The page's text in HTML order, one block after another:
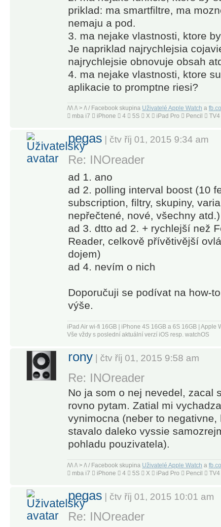
“Inoreader
offers a well-
designed
interface,
good search
and
discovery
options, and
a nice set of
are
of options
for
advanced
users.” –
WIRED
media
social feeds,
Inoreader is
that still
It's a
research
tool,
intelligence
briefing
portal, and
social media
filtration
CNET
priklad: ma smartfiltre, ma
nemaju a pod.
3. ma nejake vlastnosti, ktore
Je napriklad najrychlejsia
najrychlejsie obnovuje obsah
4. ma nejake vlastnosti, ktore
aplikacie to promptne riesi?
/\/\ /\ > /\ / Facebook skupina Uživatelé Apple Watch a
 mba i7  iPhone  4  5S  X  iPad Pro  Pencil 
pegas | čtv říj 01, 2015 9:34 am
Re: INOreader
ad 1. ano
ad 2. polling interval boost (10
subscription, filtry, skupiny,
nepřečtené, nové, všechny atd.)
ad 3. dtto ad 2. + rychlejší než
Reader, celkově přívětivější
dojem)
ad 4. nevím o nich
Doporučuji se podívat na how-
výše.
iPad Air wi-fi 16GB | iPhone 4S 16GB a 6S 16GB | Apple
Vše vždy s poslední aktuální verzí iOS resp. watchOS
rony | čtv říj 01, 2015 9:58 am
Re: INOreader
No ja som o nej nevedel, zacal
rovno pytam. Zatial mi
vynimocna (neber to
stavalo daleko vyssie
pohladu pouzivatela).
/\/\ /\ > /\ / Facebook skupina Uživatelé Apple Watch a
 mba i7  iPhone  4  5S  X  iPad Pro  Pencil 
pegas | čtv říj 01, 2015 10:01 am
Re: INOreader